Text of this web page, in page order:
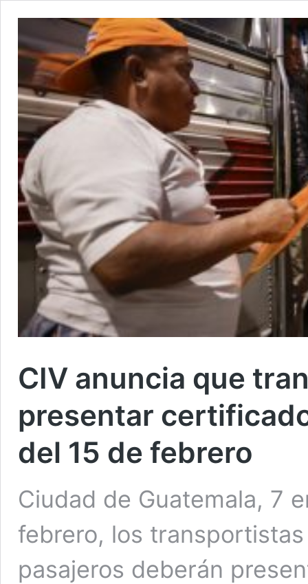
CIV anuncia que
presentar
del 15 de febrero
Ciudad de Guatemala, 7
febrero, los
pasajeros deberán